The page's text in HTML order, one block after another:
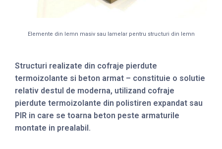
Elemente din lemn masiv sau lamelar pentru structuri din lemn
Structuri realizate din cofraje pierdute
termoizolante si beton armat – constituie o solutie
relativ destul de moderna, utilizand cofraje
pierdute termoizolante din polistiren expandat sau
PIR in care se toarna beton peste armaturile
montate in prealabil.